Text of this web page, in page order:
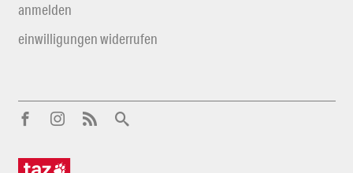
anmelden
einwilligungen widerrufen